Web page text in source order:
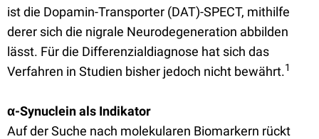
ist die Dopamin-Transporter (DAT)-SPECT, mithilfe
derer sich die nigrale Neurodegeneration abbilden
lässt. Für die Differenzialdiagnose hat sich das
Verfahren in Studien bisher jedoch nicht bewährt.1
α-Synuclein als Indikator
Auf der Suche nach molekularen Biomarkern rückt